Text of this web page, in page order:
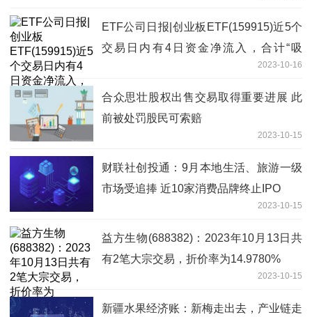
ETF公司日报|创业板ETF(159915)近5个
交易日内有4日资金净流入，合计“吸
2023-10-16
合众思壮股权出售交易取得重要进展 此
前被处罚股民可索赔
2023-10-15
财联社创投通：9月本地生活、旅游一级
市场受追捧 近10家消费品牌终止IPO
2023-10-15
益方生物(688382)：2023年10月13日共
有2笔大宗交易，折价率为14.9780%
2023-10-15
新疆水果经济账：新梅走出去，产业链走